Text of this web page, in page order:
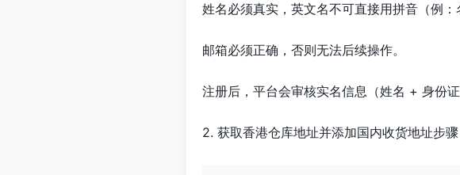
姓名必须真实，英文名不可直接用拼音（例：
邮箱必须正确，否则无法后续操作。
注册后，平台会审核实名信息（姓名 + 身份
2. 获取香港仓库地址并添加国内收货地址步骤